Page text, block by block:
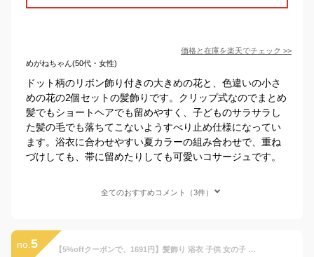
価格と在庫を楽天でチェック >>
めがねちゃん(50代・女性)
ドット柄のリボン飾り付きの大きめの花と、色違いの小さ
めの花の2個セットの髪飾りです。クリップ式なのでまとめ
髪でもショートヘアでも留めやすく、子どものサラサラし
た髪の毛でも落ちてこないようすべり止め仕様になってい
ます。浴衣に合わせやすい夏カラーの組み合わせで、重ね
づけしても、帯に留めたりしても可愛いコサージュです。
全てのおすすめコメント（3件）
no. 5 【5%offクーポンで、1691円】髪飾り 浴衣 子供 女の子 コサージュ ヘアクリップ 浴衣 浴衣ドレス 子供髪飾り キッズ アクセサリー ヘアアクセサリー ピンク ラベンダー 花 リボン arisana